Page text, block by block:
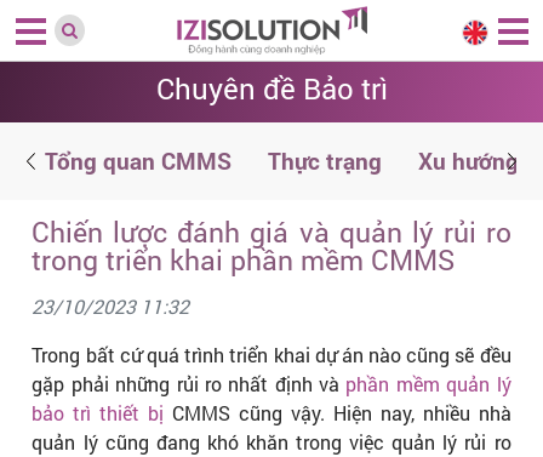
Chuyên đề Bảo trì
Tổng quan CMMS Thực trạng Xu hướng
Chiến lược đánh giá và quản lý rủi ro
trong triển khai phần mềm CMMS
23/10/2023 11:32
Trong bất cứ quá trình triển khai dự án nào cũng sẽ đều
gặp phải những rủi ro nhất định và phần mềm quản lý
bảo trì thiết bị CMMS cũng vậy. Hiện nay, nhiều nhà
quản lý cũng đang khó khăn trong việc quản lý rủi ro